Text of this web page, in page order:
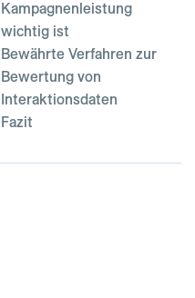
Kampagnenleistung
wichtig ist
Bewährte Verfahren zur
Bewertung von
Interaktionsdaten
Fazit